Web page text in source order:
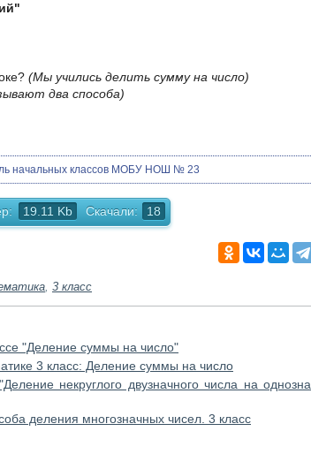
(Мы учились делить сумму на число)
два способа)
начальных классов МОБУ НОШ № 23
19.11 Kb Скачали: 18
, 3 класс
"Деление суммы на число"
3 класс: Деление суммы на число
некруглого двузначного числа на
деления многозначных чисел. 3 класс